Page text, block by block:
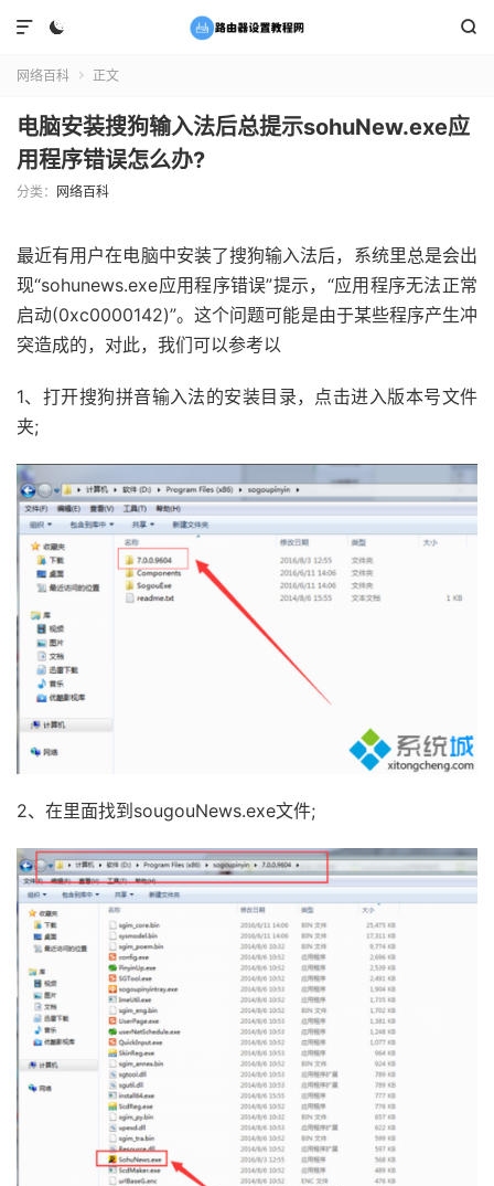
 

网络百科  正文
电脑安装搜狗输入法后总提示sohuNew.exe应
用程序错误怎么办?
分类： 网络百科
最近有用户在电脑中安装了搜狗输入法后，系统里总是会出
现“sohunews.exe应用程序错误”提示，“应用程序无法正常
启动(0xc0000142)”。这个问题可能是由于某些程序产生冲
突造成的，对此，我们可以参考以
1、打开搜狗拼音输入法的安装目录，点击进入版本号文件
夹;
2、在里面找到sougouNews.exe文件;